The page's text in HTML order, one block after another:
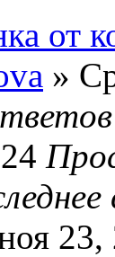
от
»
23,